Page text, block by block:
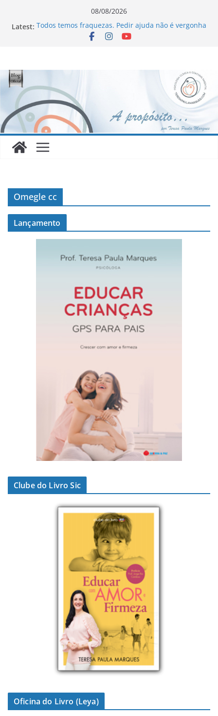
08/08/2026
Latest: Todos temos fraquezas. Pedir ajuda não é vergonha
Omegle cc
Lançamento
Clube do Livro Sic
Oficina do Livro (Leya)